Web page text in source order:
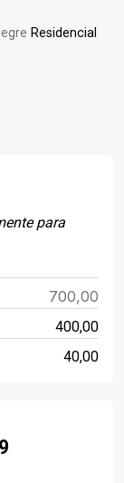
Residencial
para
700,00
400,00
40,00